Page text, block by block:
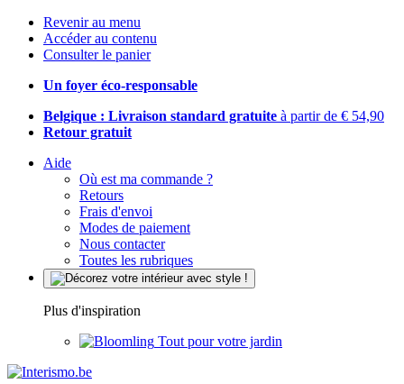
Revenir au menu
Accéder au contenu
Consulter le panier
Un foyer éco-responsable
Belgique : Livraison standard gratuite à partir de € 54,90
Retour gratuit
Aide
Où est ma commande ?
Retours
Frais d'envoi
Modes de paiement
Nous contacter
Toutes les rubriques
Plus d'inspiration
Tout pour votre jardin